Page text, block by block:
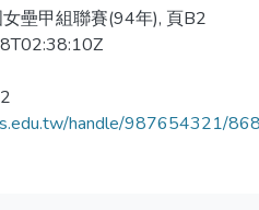
壘甲組聯賽(94年), 頁B2
handle/987654321/